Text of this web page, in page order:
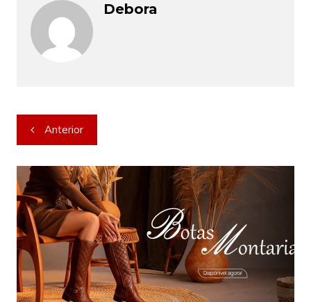
Debora
Navegação
de
Post
Anterior